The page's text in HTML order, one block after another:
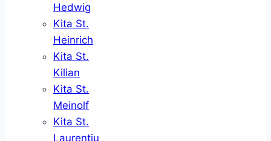
Hedwig
Kita St.
Heinrich
Kita St.
Kilian
Kita St.
Meinolf
Kita St.
Laurentiu